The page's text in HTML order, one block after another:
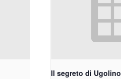
Il segreto di Ugolino